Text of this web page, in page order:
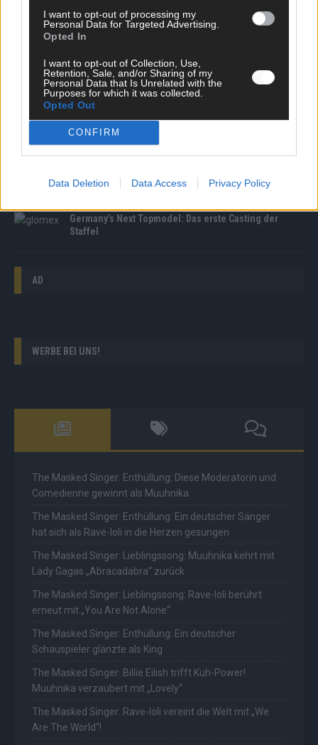
I want to opt-out of processing my
Personal Data for Targeted Advertising.
Opted In
I want to opt-out of Collection, Use,
Retention, Sale, and/or Sharing of my
Personal Data that Is Unrelated with the
Purposes for which it was collected.
Opted Out
CONFIRM
Data Deletion Data Access Privacy Policy
Song „Tattoo“ in den Knockouts
The Masked Singer: Der Floh glänzt auf dem Dance-
Indonesien-Reise: CDU-Politiker Wadephul wirbt
Germany’s Next Topmodel: Das erste Casting der
Staffel
AD
WERBE BEI UNS!
The Masked Singer: Enthüllung: Diese Moderatorin und
Comedienne gewinnt als Muuhnika
The Masked Singer: Enthüllung: Ein deutscher Sänger
hat sich als Rave-Ioli in die Herzen gesungen
The Masked Singer: Lieblingssong: Muuhnika kehrt mit
Lady Gagas „Abracadabra“ zurück
The Masked Singer: Lieblingssong: Rave-Ioli berührt
erneut mit „You Are Not Alone“
The Masked Singer: Enthüllung: Ein deutscher
Schauspieler glänzte als King
The Masked Singer: Billie Eilish trifft Kuh-Power!
Muuhnika verzaubert mit „Lovely“
The Masked Singer: Rave-Ioli vereint die Welt mit „We
Are The World“!